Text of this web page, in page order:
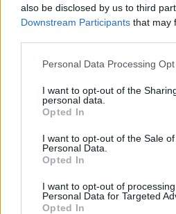
also be disclosed by us to third
Downstream Participants that may
Please note that this website/app
not limited to your visit or usage
grant or deny consent to Google
use your data for below specified
consent section.
Personal Data Processing
I want to opt-out of the
personal data.
Opted In
I want to opt-out of the Sale
Personal Data.
Opted In
I want to opt-out of
Personal Data for Targeted
Opted In